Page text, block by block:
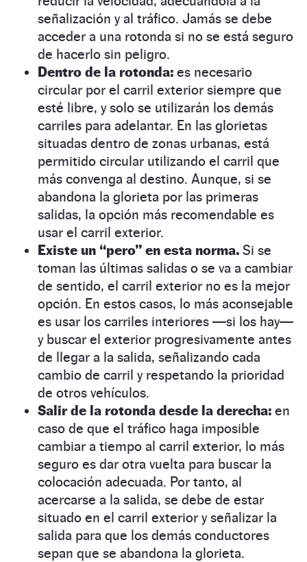
señalización y al tráfico. Jamás se debe
acceder a una rotonda si no se está seguro
de hacerlo sin peligro.
Dentro de la rotonda: es necesario
circular por el carril exterior siempre que
esté libre, y solo se utilizarán los demás
carriles para adelantar. En las glorietas
situadas dentro de zonas urbanas, está
permitido circular utilizando el carril que
más convenga al destino. Aunque, si se
abandona la glorieta por las primeras
salidas, la opción más recomendable es
usar el carril exterior.
Existe un “pero” en esta norma. Si se
toman las últimas salidas o se va a cambiar
de sentido, el carril exterior no es la mejor
opción. En estos casos, lo más aconsejable
es usar los carriles interiores —si los hay—
y buscar el exterior progresivamente antes
de llegar a la salida, señalizando cada
cambio de carril y respetando la prioridad
de otros vehículos.
Salir de la rotonda desde la derecha: en
caso de que el tráfico haga imposible
cambiar a tiempo al carril exterior, lo más
seguro es dar otra vuelta para buscar la
colocación adecuada. Por tanto, al
acercarse a la salida, se debe de estar
situado en el carril exterior y señalizar la
salida para que los demás conductores
sepan que se abandona la glorieta.